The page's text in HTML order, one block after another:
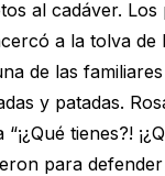
al cadáver.
a la tolva
de las
y patadas.
tienes?!
para